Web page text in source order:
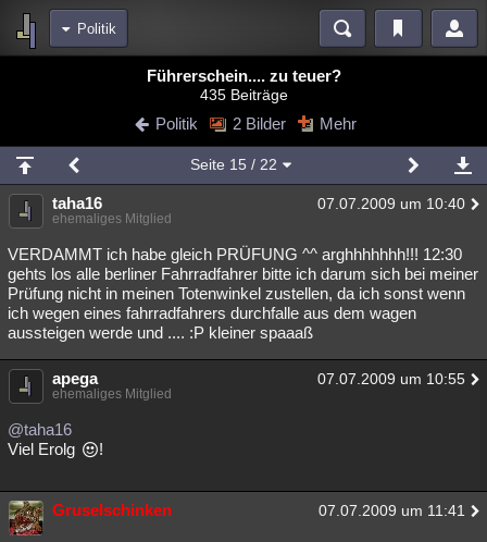
Politik
Blogs Videos
Chat Wiki Neuigkeiten
meine Rubriken
Menschen Mystery Kriminalfälle
Spiritualität Verschwörungen Technologie Ufologie
Natur Umfragen Unterhaltung
weitere Rubriken
Philosophie Träume Orte Esoterik Literatur
Astronomie Helpdesk
Musik Clash
Besucht Teilgenommen Geschlossen
Führerschein.... zu teuer?
435 Beiträge
Politik 2 Bilder Mehr
Seite 15 / 22
taha16 07.07.2009 um 10:40
ehemaliges Mitglied
VERDAMMT ich habe gleich PRÜFUNG ^^ arghhhhhhh!!! 12:30
gehts los alle berliner Fahrradfahrer bitte ich darum sich bei meiner
Prüfung nicht in meinen Totenwinkel zustellen, da ich sonst wenn
ich wegen eines fahrradfahrers durchfalle aus dem wagen
aussteigen werde und .... :P kleiner spaaaß
apega 07.07.2009 um 10:55
ehemaliges Mitglied
@taha16
Viel Erolg
!
Gruselschinken 07.07.2009 um 11:41